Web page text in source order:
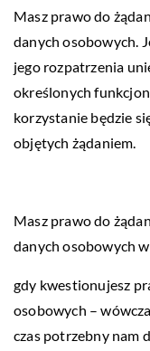
Masz prawo do
danych osobowych.
jego rozpatrzenia
określonych
korzystanie będzie
objętych żądaniem.
Masz prawo do
danych osobowych
gdy kwestionujesz
osobowych –
czas potrzebny nam